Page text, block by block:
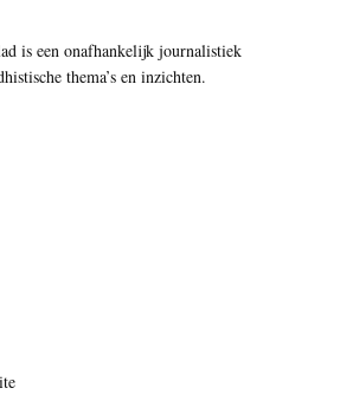
is een onafhankelijk journalistiek
thema’s en inzichten.